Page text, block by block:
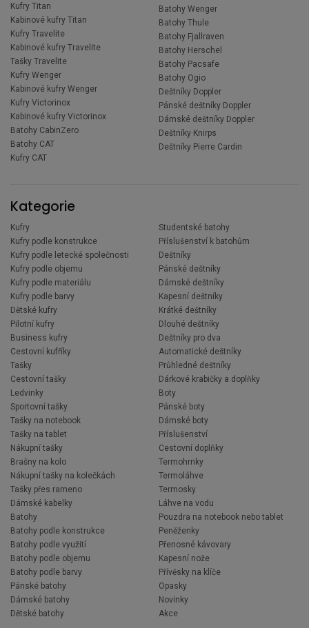
Kufry Titan
Kabinové kufry Titan
Kufry Travelite
Kabinové kufry Travelite
Tašky Travelite
Kufry Wenger
Kabinové kufry Wenger
Kufry Victorinox
Kabinové kufry Victorinox
Batohy CabinZero
Batohy CAT
Kufry CAT
Batohy Wenger
Batohy Thule
Batohy Fjallraven
Batohy Herschel
Batohy Pacsafe
Batohy Ogio
Deštníky Doppler
Pánské deštníky Doppler
Dámské deštníky Doppler
Deštníky Knirps
Deštníky Pierre Cardin
Kategorie
Kufry
Kufry podle konstrukce
Kufry podle letecké společnosti
Kufry podle objemu
Kufry podle materiálu
Kufry podle barvy
Dětské kufry
Pilotní kufry
Business kufry
Cestovní kufříky
Tašky
Cestovní tašky
Ledvinky
Sportovní tašky
Tašky na notebook
Tašky na tablet
Nákupní tašky
Brašny na kolo
Nákupní tašky na kolečkách
Tašky přes rameno
Dámské kabelky
Batohy
Batohy podle konstrukce
Batohy podle využití
Batohy podle objemu
Batohy podle barvy
Pánské batohy
Dámské batohy
Dětské batohy
Studentské batohy
Příslušenství k batohům
Deštníky
Pánské deštníky
Dámské deštníky
Kapesní deštníky
Krátké deštníky
Dlouhé deštníky
Deštníky pro dva
Automatické deštníky
Průhledné deštníky
Dárkové krabičky a doplňky
Boty
Pánské boty
Dámské boty
Příslušenství
Cestovní doplňky
Termohrnky
Termoláhve
Termosky
Láhve na vodu
Pouzdra na notebook nebo tablet
Peněženky
Přenosné kávovary
Kapesní nože
Přívěsky na klíče
Opasky
Novinky
Akce